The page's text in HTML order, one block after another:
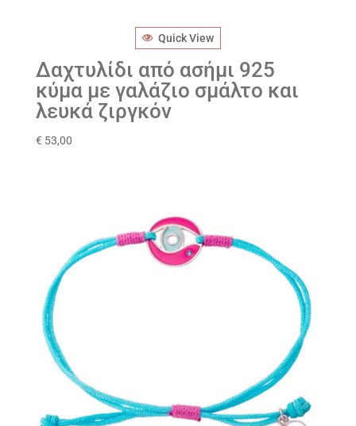
Quick View
Δαχτυλίδι από ασήμι 925
κύμα με γαλάζιο σμάλτο και
λευκά ζιργκόν
€ 53,00